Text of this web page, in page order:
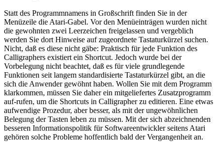
Statt des Programmnamens in Großschrift finden Sie in der
Menüzeile die Atari-Gabel. Vor den Menüeinträgen wurden nicht
die gewohnten zwei Leerzeichen freigelassen und vergeblich
werden Sie dort Hinweise auf zugeordnete Tastaturkürzel suchen.
Nicht, daß es diese nicht gäbe: Praktisch für jede Funktion des
Calligraphers existiert ein Shortcut. Jedoch wurde bei der
Vorbelegung nicht beachtet, daß es für viele grundlegende
Funktionen seit langem standardisierte Tastaturkürzel gibt, an die
sich die Anwender gewöhnt haben. Wollen Sie mit dem Programm
klarkommen, müssen Sie daher ein mitgeliefertes Zusatzprogramm
auf-rufen, um die Shortcuts in Calligrapher zu editieren. Eine etwas
aufwendige Prozedur, aber besser, als mit der ungewöhnlichen
Belegung der Tasten leben zu müssen. Mit der sich abzeichnenden
besseren Informationspolitik für Softwareentwickler seitens Atari
gehören solche Probleme hoffentlich bald der Vergangenheit an.